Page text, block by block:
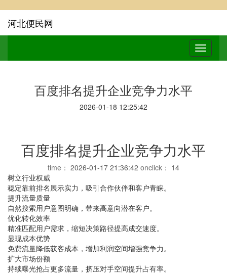
河北便民网
百度排名提升企业竞争力水平
2026-01-18 12:25:42
百度排名提升企业竞争力水平
time： 2026-01-17 21:36:42 onclick： 14
树立行业权威
稳定靠前排名展示实力，吸引合作伙伴和客户青睐。
提升流量质量
自然搜索用户意图明确，带来高意向潜在客户。
优化转化效率
精准匹配用户需求，缩短决策路径提高成交速度。
显现成本优势
免费流量降低获客成本，增加利润空间增强竞争力。
扩大市场份额
持续曝光抢占更多流量，挤压对手空间提升占有率。